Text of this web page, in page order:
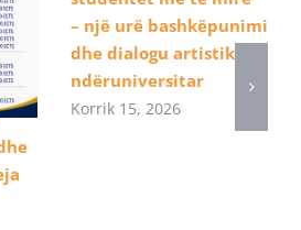
– një urë bashkëpunimi
dhe dialogu artistik
ndëruniversitar
Korrik 15, 2026